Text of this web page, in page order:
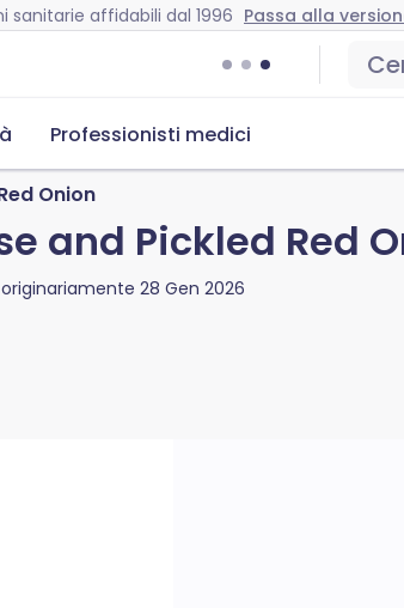
sanitarie affidabili dal 1996 Passa alla
Professionisti medici
Onion
and Pickled Red
28 Gen 2026